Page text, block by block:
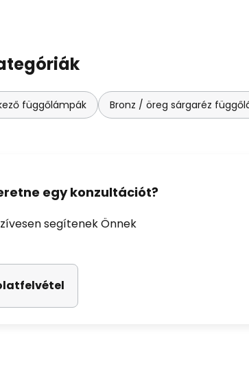
függőlámpák Bronz / öreg sárgaréz
egy konzultációt?
segítenek Önnek